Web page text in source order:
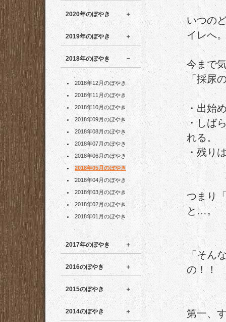
2020年のぼやき
2019年のぼやき
2018年のぼやき
2018年12月のぼやき
2018年11月のぼやき
2018年10月のぼやき
2018年09月のぼやき
2018年08月のぼやき
2018年07月のぼやき
2018年06月のぼやき
2018年05月のぼやき
2018年04月のぼやき
2018年03月のぼやき
2018年02月のぼやき
2018年01月のぼやき
2017年のぼやき
2016のぼやき
2015のぼやき
2014のぼやき
いつの
イレへ
今まで
「採尿
・出始
・しば
れる。
・残り
つまり
と…。
「そん
の！！
第一、